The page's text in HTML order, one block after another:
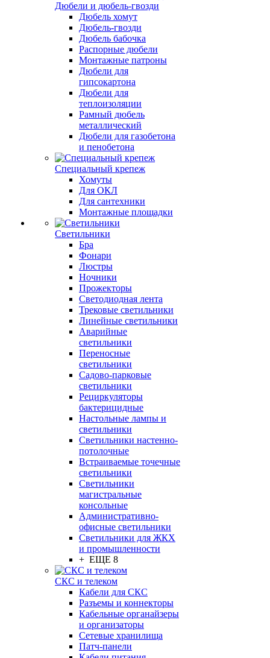
Дюбели и дюбель-гвозди
Дюбель хомут
Дюбель-гвозди
Дюбель бабочка
Распорные дюбели
Монтажные патроны
Дюбели для
гипсокартона
Дюбели для
теплоизоляции
Рамный дюбель
металлический
Дюбели для газобетона
и пенобетона
Специальный крепеж
Хомуты
Для ОКЛ
Для сантехники
Монтажные площадки
Светильники
Бра
Фонари
Люстры
Ночники
Прожекторы
Светодиодная лента
Трековые светильники
Линейные светильники
Аварийные
светильники
Переносные
светильники
Садово-парковые
светильники
Рециркуляторы
бактерицидные
Настольные лампы и
светильники
Светильники настенно-
потолочные
Встраиваемые точечные
светильники
Светильники
магистральные
консольные
Административно-
офисные светильники
Светильники для ЖКХ
и промышленности
+ ЕЩЕ 8
СКС и телеком
Кабели для СКС
Разъемы и коннекторы
Кабельные органайзеры
и организаторы
Сетевые хранилища
Патч-панели